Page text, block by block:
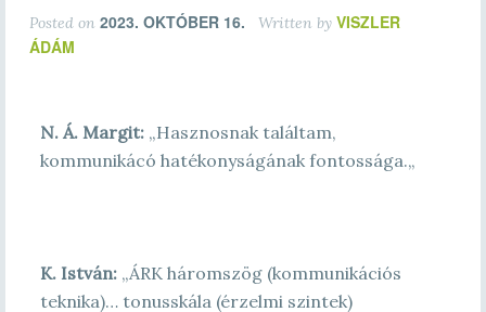
Posted on 2023. OKTÓBER 16. Written by VISZLER
ÁDÁM
N. Á. Margit:„Hasznosnak találtam,
kommunikácó hatékonyságának fontossága.„
K. István:„ÁRK háromszög (kommunikációs
teknika)… tonusskála (érzelmi szintek)